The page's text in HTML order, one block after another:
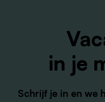
have any questions, get
Charlotte Vasbinder on.
in je
Schrijf je in en we